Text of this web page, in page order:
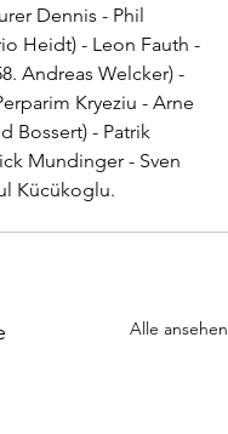
Dennis - Phil
Heidt) - Leon Fauth -
Andreas Welcker) -
Kryeziu - Arne
Bossert) - Patrik
Mundinger - Sven
Kücükoglu.
Alle ansehen